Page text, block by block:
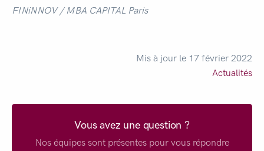
FINiNNOV / MBA CAPITAL Paris
Mis à jour le 17 février 2022
Actualités
Vous avez une question ?
Nos équipes sont présentes pour vous répondre